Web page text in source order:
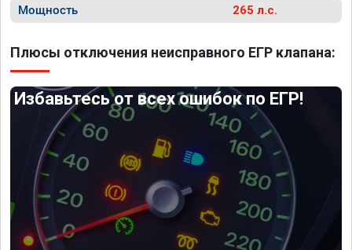
Мощность 265 л.с.
Плюсы отключения неисправного ЕГР клапана:
Избавьтесь от всех ошибок по ЕГР!